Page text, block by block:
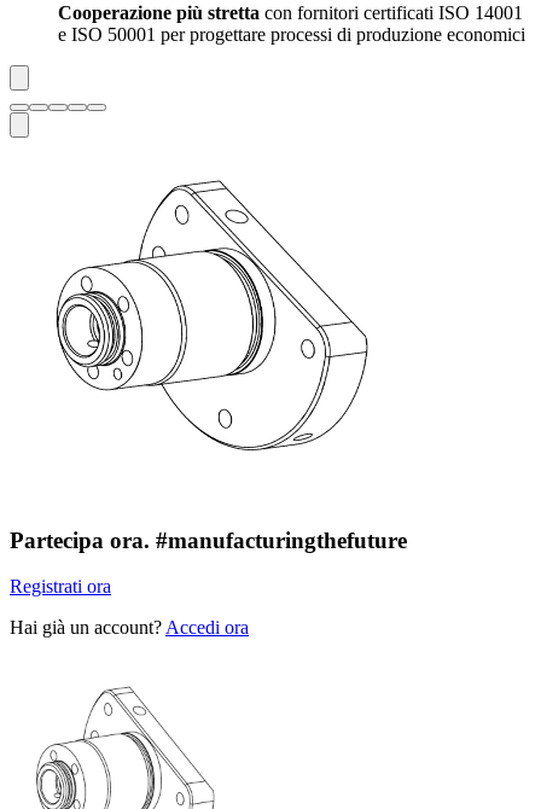
Cooperazione più stretta con fornitori certificati ISO 14001
e ISO 50001 per progettare processi di produzione economici
Partecipa ora. #manufacturingthefuture
Registrati ora
Hai già un account? Accedi ora